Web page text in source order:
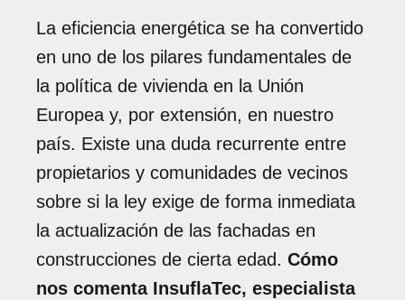
La eficiencia energética se ha convertido
en uno de los pilares fundamentales de
la política de vivienda en la Unión
Europea y, por extensión, en nuestro
país. Existe una duda recurrente entre
propietarios y comunidades de vecinos
sobre si la ley exige de forma inmediata
la actualización de las fachadas en
construcciones de cierta edad. Cómo
nos comenta InsuflaTec, especialista